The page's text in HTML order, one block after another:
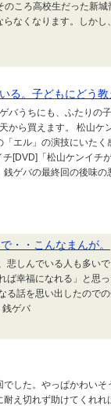
ころ高校生だった新
なくなります。しか
。子どもにどう教
うちにも、ふたりの
買えます。 松山ケン
の「エル」の演技に
[DVD]「松山ケンイチ
ゲバの最終回の後味
・・こんなまんが。
悲しんでいる人も多い
ば幸福になれる」と思
る話を思い出したので
銭ゲバ
した。やっぱかわい
え切れず助けてくれ